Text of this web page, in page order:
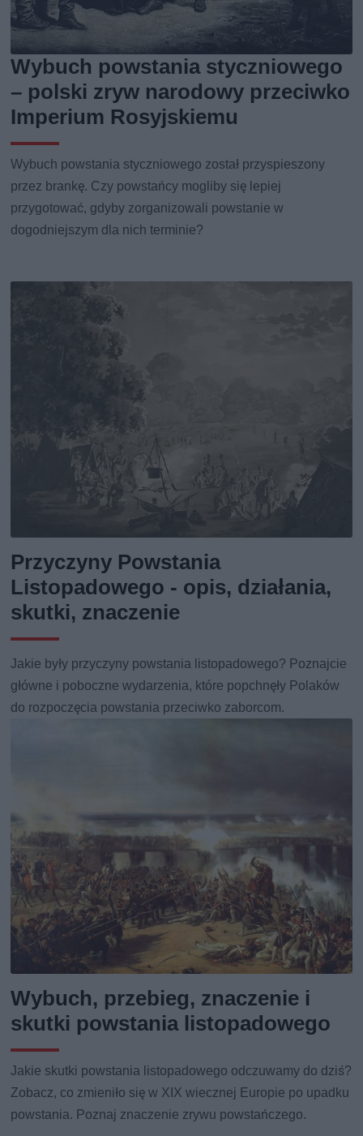
Wybuch powstania styczniowego
– polski zryw narodowy przeciwko
Imperium Rosyjskiemu
Wybuch powstania styczniowego został przyspieszony
przez brankę. Czy powstańcy mogliby się lepiej
przygotować, gdyby zorganizowali powstanie w
dogodniejszym dla nich terminie?
Przyczyny Powstania
Listopadowego - opis, działania,
skutki, znaczenie
Jakie były przyczyny powstania listopadowego? Poznajcie
główne i poboczne wydarzenia, które popchnęły Polaków
do rozpoczęcia powstania przeciwko zaborcom.
Wybuch, przebieg, znaczenie i
skutki powstania listopadowego
Jakie skutki powstania listopadowego odczuwamy do dziś?
Zobacz, co zmieniło się w XIX wiecznej Europie po upadku
powstania. Poznaj znaczenie zrywu powstańczego.